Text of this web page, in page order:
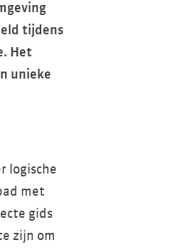
tijdens
Het
unieke
logische
met
gids
zijn om